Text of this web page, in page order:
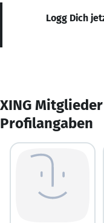
Logg Dich
XING
Profilangaben